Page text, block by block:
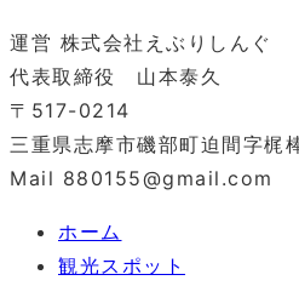
運営 株式会社えぶりしんぐ
代表取締役 山本泰久
〒517-0214
三重県志摩市磯部町迫間字梶
Mail 880155@gmail.com
ホーム
観光スポット